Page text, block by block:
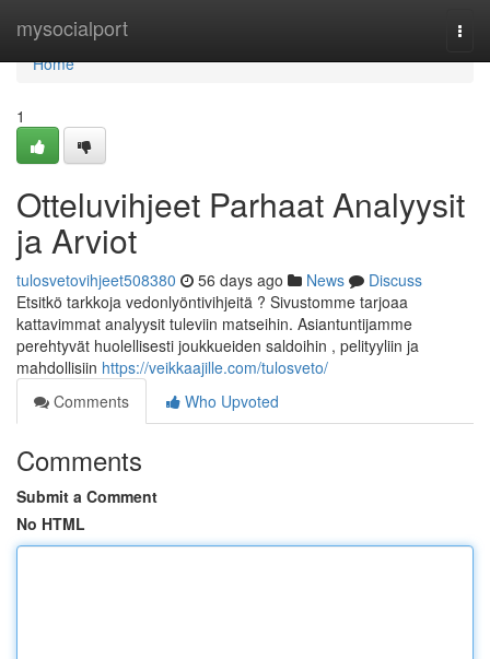
mysocialport
Home
Home
1
Otteluvihjeet Parhaat Analyysit
ja Arviot
tulosvetovihjeet508380 56 days ago News
Discuss
Etsitkö tarkkoja vedonlyöntivihjeitä ? Sivustomme tarjoaa
kattavimmat analyysit tuleviin matseihin. Asiantuntijamme
perehtyvät huolellisesti joukkueiden saldoihin , pelityyliin ja
mahdollisiin https://veikkaajille.com/tulosveto/
Comments
Who Upvoted
Comments
Submit a Comment
No HTML